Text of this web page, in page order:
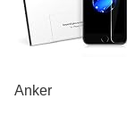
Anker